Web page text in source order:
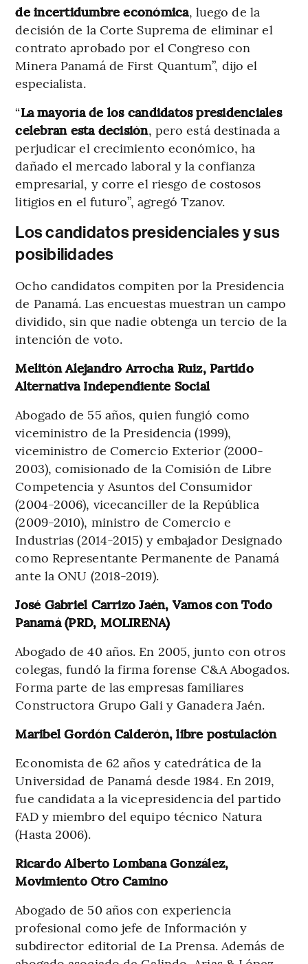
de incertidumbre económica, luego de la
decisión de la Corte Suprema de eliminar el
contrato aprobado por el Congreso con
Minera Panamá de First Quantum”, dijo el
especialista.
“La mayoría de los candidatos presidenciales
celebran esta decisión, pero está destinada a
perjudicar el crecimiento económico, ha
dañado el mercado laboral y la confianza
empresarial, y corre el riesgo de costosos
litigios en el futuro”, agregó Tzanov.
Los candidatos presidenciales y sus
posibilidades
Ocho candidatos compiten por la Presidencia
de Panamá. Las encuestas muestran un campo
dividido, sin que nadie obtenga un tercio de la
intención de voto.
Melitón Alejandro Arrocha Ruiz, Partido
Alternativa Independiente Social
Abogado de 55 años, quien fungió como
viceministro de la Presidencia (1999),
viceministro de Comercio Exterior (2000-
2003), comisionado de la Comisión de Libre
Competencia y Asuntos del Consumidor
(2004-2006), vicecanciller de la República
(2009-2010), ministro de Comercio e
Industrias (2014-2015) y embajador Designado
como Representante Permanente de Panamá
ante la ONU (2018-2019).
José Gabriel Carrizo Jaén, Vamos con Todo
Panamá (PRD, MOLIRENA)
Abogado de 40 años. En 2005, junto con otros
colegas, fundó la firma forense C&A Abogados.
Forma parte de las empresas familiares
Constructora Grupo Gali y Ganadera Jaén.
Maribel Gordón Calderón, libre postulación
Economista de 62 años y catedrática de la
Universidad de Panamá desde 1984. En 2019,
fue candidata a la vicepresidencia del partido
FAD y miembro del equipo técnico Natura
(Hasta 2006).
Ricardo Alberto Lombana González,
Movimiento Otro Camino
Abogado de 50 años con experiencia
profesional como jefe de Información y
subdirector editorial de La Prensa. Además de